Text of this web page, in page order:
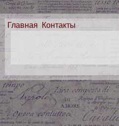
Главная Контакты